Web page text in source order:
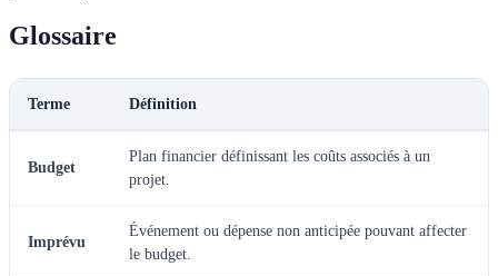
Glossaire
Terme Définition
Budget
Plan financier définissant les coûts associés à un
projet.
Imprévu
Événement ou dépense non anticipée pouvant affecter
le budget.